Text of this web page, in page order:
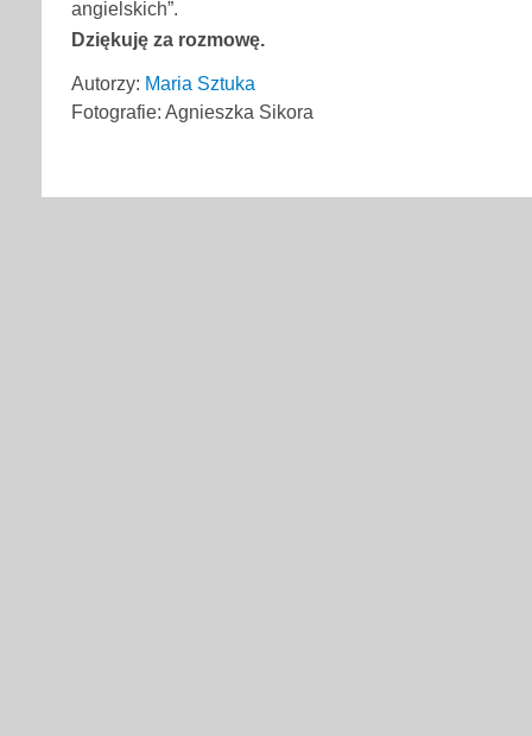
angielskich”.
Dziękuję za rozmowę.
Autorzy: Maria Sztuka
Fotografie: Agnieszka Sikora